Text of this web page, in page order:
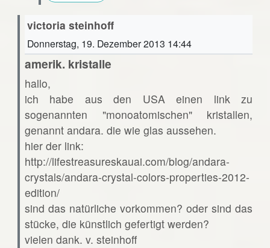
victoria steinhoff
Donnerstag, 19. Dezember 2013 14:44
amerik. kristalle
hallo,
ich habe aus den USA einen link zu
sogenannten "monoatomischen" kristallen,
genannt andara. die wie glas aussehen.
hier der link:
http://lifestreasureskauai.com/blog/andara-
crystals/andara-crystal-colors-properties-2012-
edition/
sind das natürliche vorkommen? oder sind das
stücke, die künstlich gefertigt werden?
vielen dank. v. steinhoff